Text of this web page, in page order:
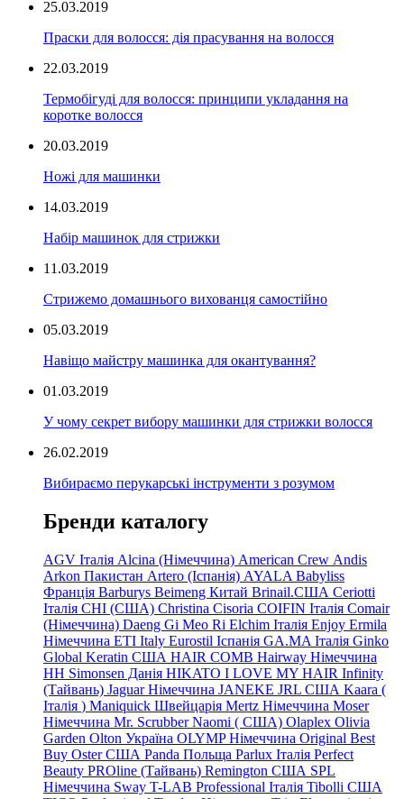
25.03.2019
Праски для волосся: дія прасування на волосся
22.03.2019
Термобігуді для волосся: принципи укладання на
коротке волосся
20.03.2019
Ножі для машинки
14.03.2019
Набір машинок для стрижки
11.03.2019
Стрижемо домашнього вихованця самостійно
05.03.2019
Навіщо майстру машинка для окантування?
01.03.2019
У чому секрет вибору машинки для стрижки волосся
26.02.2019
Вибираємо перукарські інструменти з розумом
Бренди каталогу
AGV Італія Alcina (Німеччина) American Crew Andis
Arkon Пакистан Artero (Іспанія) AYALA Babyliss
Франція Barburys Beimeng Китай Brinail.США Ceriotti
Італія CHI (США) Christina Cisoria COIFIN Італія Comair
(Німеччина) Daeng Gi Meo Ri Elchim Італія Enjoy Ermila
Німеччина ETI Italy Eurostil Іспанія GA.MA Італія Ginko
Global Keratin США HAIR COMB Hairway Німеччина
HH Simonsen Данія HIKATO I LOVE MY HAIR Infinity
(Тайвань) Jaguar Німеччина JANEKE JRL США Kaara (
Італія ) Maniquick Швейцарія Mertz Німеччина Moser
Німеччина Mr. Scrubber Naomi ( США) Olaplex Olivia
Garden Olton Україна OLYMP Німеччина Original Best
Buy Oster США Panda Польща Parlux Італія Perfect
Beauty PROline (Тайвань) Remington США SPL
Німеччина Sway T-LAB Professional Італія Tibolli США